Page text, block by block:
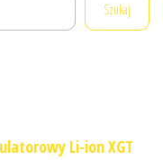
Szukaj
Li-ion XGT